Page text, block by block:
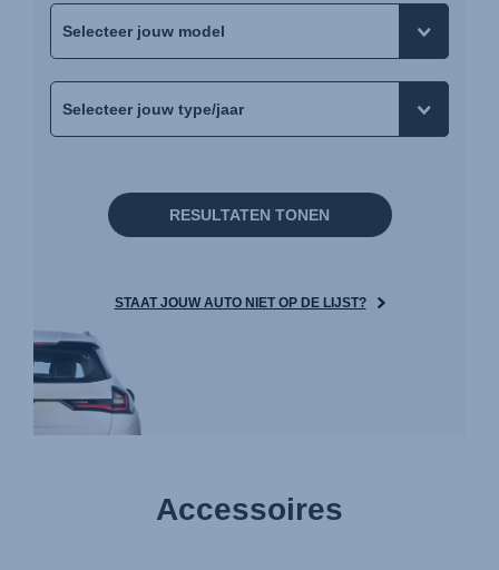
RESULTATEN TONEN
STAAT JOUW AUTO NIET OP DE LIJST?
Accessoires